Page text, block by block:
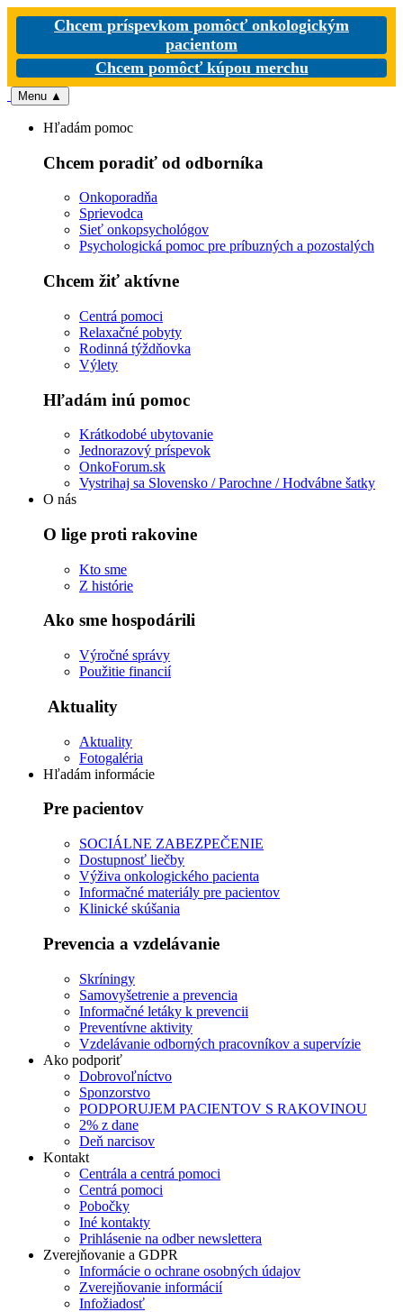
Chcem príspevkom pomôcť onkologickým
pacientom
Chcem pomôcť kúpou merchu
Menu ▲
Hľadám pomoc
Chcem poradiť od odborníka
Onkoporadňa
Sprievodca
Sieť onkopsychológov
Psychologická pomoc pre príbuzných a pozostalých
Chcem žiť aktívne
Centrá pomoci
Relaxačné pobyty
Rodinná týždňovka
Výlety
Hľadám inú pomoc
Krátkodobé ubytovanie
Jednorazový príspevok
OnkoForum.sk
Vystrihaj sa Slovensko / Parochne / Hodvábne šatky
O nás
O lige proti rakovine
Kto sme
Z histórie
Ako sme hospodárili
Výročné správy
Použitie financií
Aktuality
Aktuality
Fotogaléria
Hľadám informácie
Pre pacientov
SOCIÁLNE ZABEZPEČENIE
Dostupnosť liečby
Výživa onkologického pacienta
Informačné materiály pre pacientov
Klinické skúšania
Prevencia a vzdelávanie
Skríningy
Samovyšetrenie a prevencia
Informačné letáky k prevencii
Preventívne aktivity
Vzdelávanie odborných pracovníkov a supervízie
Ako podporiť
Dobrovoľníctvo
Sponzorstvo
PODPORUJEM PACIENTOV S RAKOVINOU
2% z dane
Deň narcisov
Kontakt
Centrála a centrá pomoci
Centrá pomoci
Pobočky
Iné kontakty
Prihlásenie na odber newslettera
Zverejňovanie a GDPR
Informácie o ochrane osobných údajov
Zverejňovanie informácií
Infožiadosť